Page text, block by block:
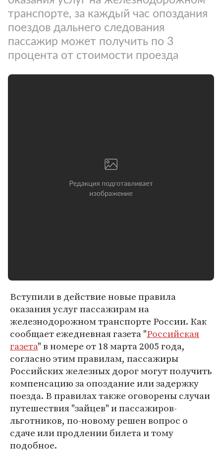
транспорте, за каждый час опоздания
поездов дальнего следования
пассажир может получить по 3
процента от стоимости проезда
Вступили в действие новые правила
оказания услуг пассажирам на
железнодорожном транспорте России. Как
сообщает ежедневная газета "Российская
газета" в номере от 18 марта 2005 года,
согласно этим правилам, пассажиры
Российских железных дорог могут получить
компенсацию за опоздание или задержку
поезда. В правилах также оговорены случаи
путешествия "зайцев" и пассажиров-
льготников, по-новому решен вопрос о
сдаче или продлении билета и тому
подобное.